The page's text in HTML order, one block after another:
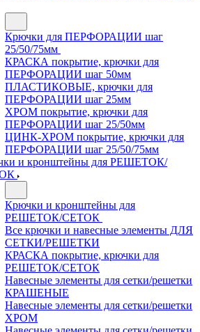
Крючки для ПЕРФОРАЦИИ шаг
25/50/75мм
КРАСКА покрытие, крючки для
ПЕРФОРАЦИИ шаг 50мм
ПЛАСТИКОВЫЕ, крючки для
ПЕРФОРАЦИИ шаг 25мм
ХРОМ покрытие, крючки для
ПЕРФОРАЦИИ шаг 25/50мм
ЦИНК-ХРОМ покрытие, крючки для
ПЕРФОРАЦИИ шаг 25/50/75мм
и кронштейны для РЕШЕТОК/
Крючки и кронштейны для
РЕШЕТОК/СЕТОК
Все крючки и навесные элементы ДЛЯ
СЕТКИ/РЕШЕТКИ
КРАСКА покрытие, крючки для
РЕШЕТОК/СЕТОК
Навесные элементы для сетки/решетки
КРАШЕНЫЕ
Навесные элементы для сетки/решетки
ХРОМ